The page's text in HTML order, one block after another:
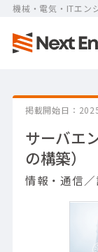
機械・電気・ITエン
掲載開始日
サーバエ
の構築）
情報・通信